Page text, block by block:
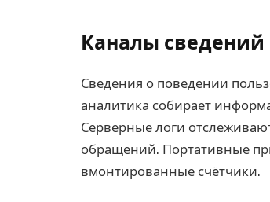
Каналы
Сведения о поведении
аналитика собирает
Серверные логи
обращений. Портативные
вмонтированные счётчики.